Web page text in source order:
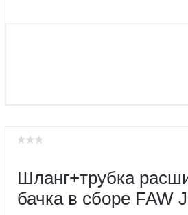
Шланг+трубка
бачка в сборе FAW